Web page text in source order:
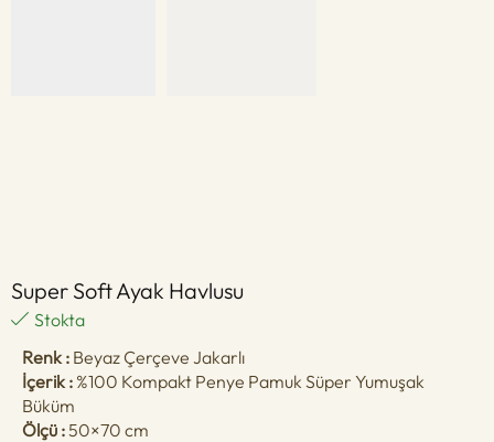
Super Soft Ayak Havlusu
Stokta
Renk : Beyaz Çerçeve Jakarlı
İçerik : %100 Kompakt Penye Pamuk Süper Yumuşak
Büküm
Ölçü :50×70 cm